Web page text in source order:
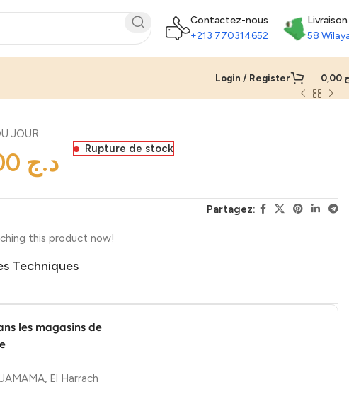
Contactez-nous
+213 770314652
Livraison
58
Login / Register
JOUR
د.ج Rupture de stock
Partagez:
this product now!
Techniques
les magasins de
El Harrach